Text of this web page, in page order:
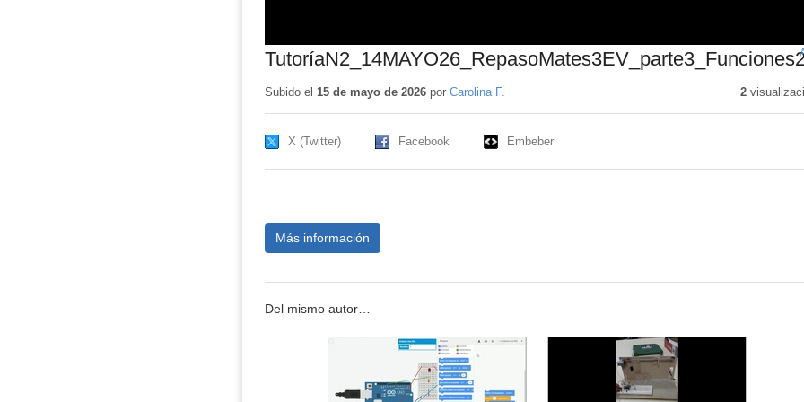
Subido el 15 de mayo de 2026por Carolina F. 2
X (Twitter) Facebook Embeber
Más información
Del mismo autor…